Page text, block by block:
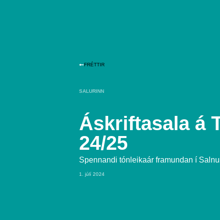
FRÉTTIR
SALURINN
Áskriftasala á
24/25
Spennandi tónleikaár framundan í
1. júlí 2024